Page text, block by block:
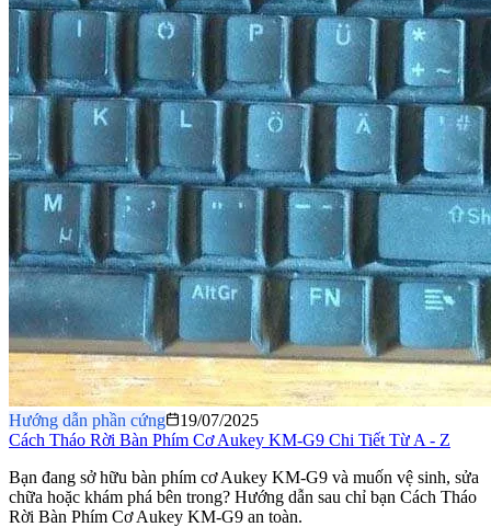
Hướng dẫn phần cứng
19/07/2025
Cách Tháo Rời Bàn Phím Cơ Aukey KM-G9 Chi Tiết Từ A - Z
​Bạn đang sở hữu bàn phím cơ Aukey KM-G9 và muốn vệ sinh, sửa
chữa hoặc khám phá bên trong? Hướng dẫn sau chỉ bạn Cách Tháo
Rời Bàn Phím Cơ Aukey KM-G9 an toàn.